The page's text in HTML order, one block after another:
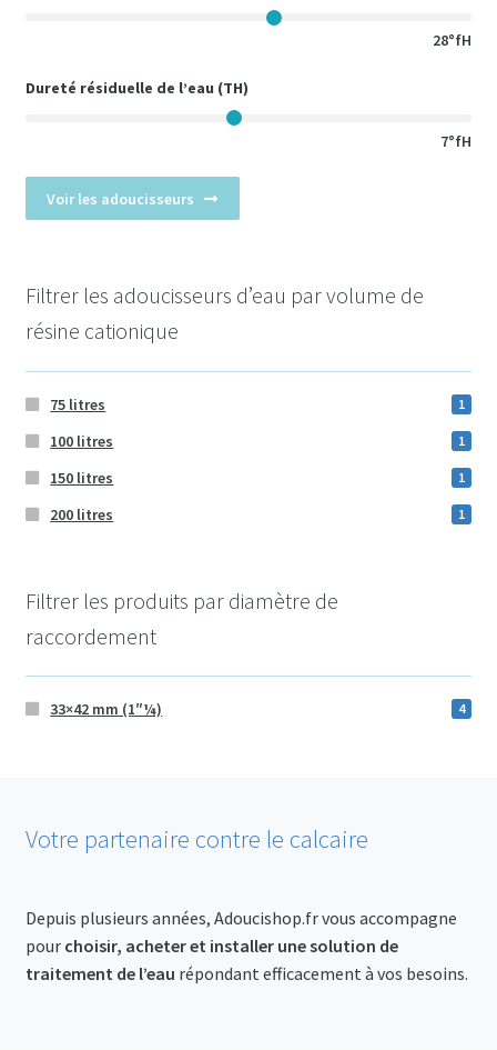
28°fH
Dureté résiduelle de l’eau (TH)
7°fH
Voir les adoucisseurs
Filtrer les adoucisseurs d’eau par volume de
résine cationique
75 litres 1
100 litres 1
150 litres 1
200 litres 1
Filtrer les produits par diamètre de
raccordement
33×42 mm (1″¼) 4
Votre partenaire contre le calcaire
Depuis plusieurs années, Adoucishop.fr vous accompagne
pour choisir, acheter et installer une solution de
traitement de l’eau répondant efficacement à vos besoins.